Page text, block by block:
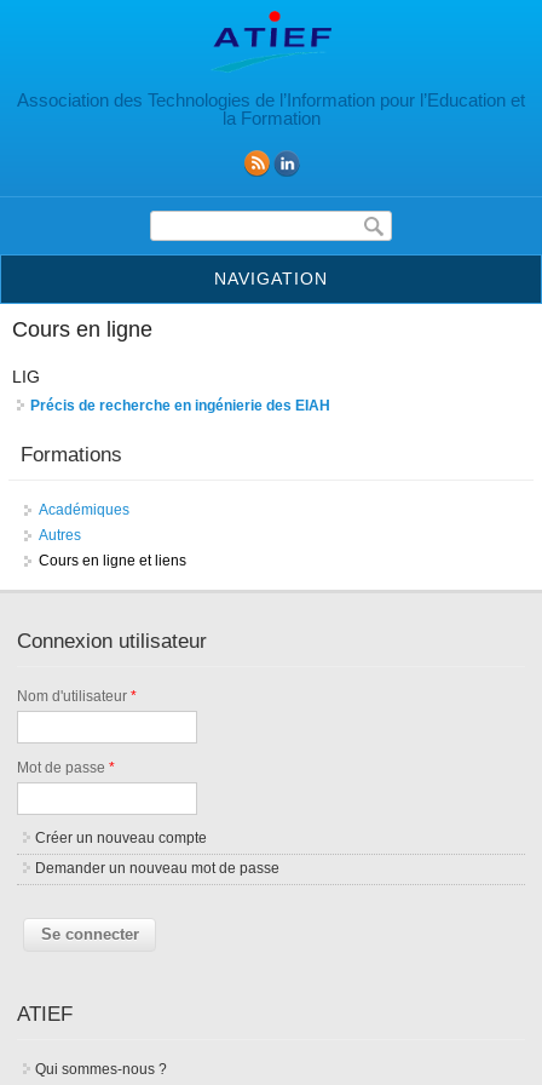
Association des Technologies de l’Information pour l’Education et
la Formation
Formulaire de recherche
NAVIGATION
Cours en ligne
LIG
Précis de recherche en ingénierie des EIAH
Formations
Académiques
Autres
Cours en ligne et liens
Connexion utilisateur
Nom d'utilisateur*
Mot de passe*
Créer un nouveau compte
Demander un nouveau mot de passe
ATIEF
Qui sommes-nous ?